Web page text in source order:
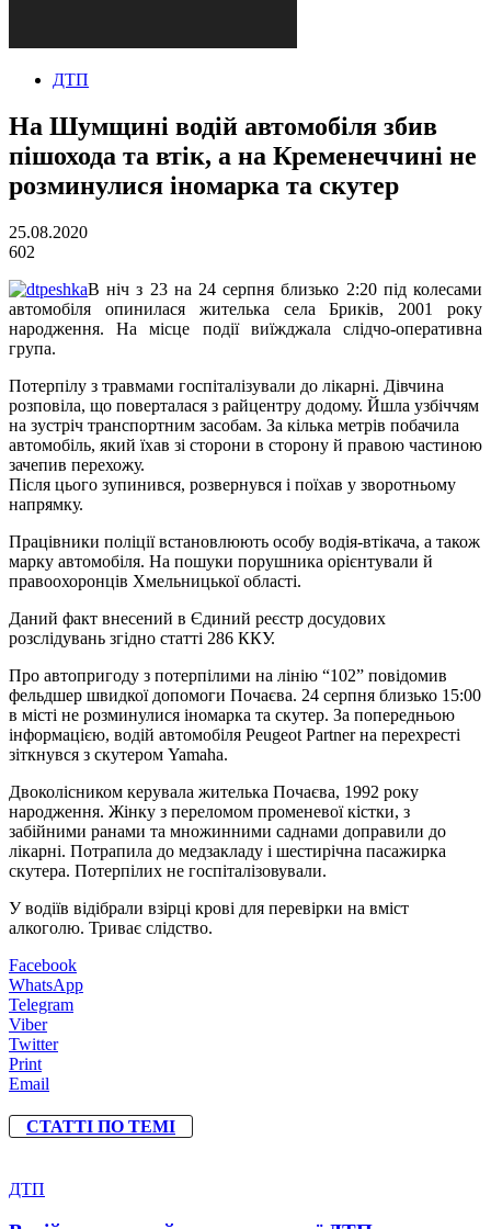
ДТП
На Шумщині водій автомобіля збив
пішохода та втік, а на Кременеччині не
розминулися іномарка та скутер
25.08.2020
602
В ніч з 23 на 24 серпня близько 2:20 під колесами
автомобіля опинилася жителька села Бриків, 2001 року
народження. На місце події виїжджала слідчо-оперативна
група.
Потерпілу з травмами госпіталізували до лікарні. Дівчина
розповіла, що поверталася з райцентру додому. Йшла узбіччям
на зустріч транспортним засобам. За кілька метрів побачила
автомобіль, який їхав зі сторони в сторону й правою частиною
зачепив перехожу.
Після цього зупинився, розвернувся і поїхав у зворотньому
напрямку.
Працівники поліції встановлюють особу водія-втікача, а також
марку автомобіля. На пошуки порушника орієнтували й
правоохоронців Хмельницької області.
Даний факт внесений в Єдиний реєстр досудових
розслідувань згідно статті 286 ККУ.
Про автопригоду з потерпілими на лінію “102” повідомив
фельдшер швидкої допомоги Почаєва. 24 серпня близько 15:00
в місті не розминулися іномарка та скутер. За попередньою
інформацією, водій автомобіля Peugeot Partner на перехресті
зіткнувся з скутером Yamaha.
Двоколісником керувала жителька Почаєва, 1992 року
народження. Жінку з переломом променевої кістки, з
забійними ранами та множинними саднами доправили до
лікарні. Потрапила до медзакладу і шестирічна пасажирка
скутера. Потерпілих не госпіталізовували.
У водіїв відібрали взірці крові для перевірки на вміст
алкоголю. Триває слідство.
Facebook
WhatsApp
Telegram
Viber
Twitter
Print
Email
СТАТТІ ПО ТЕМІ
ДТП